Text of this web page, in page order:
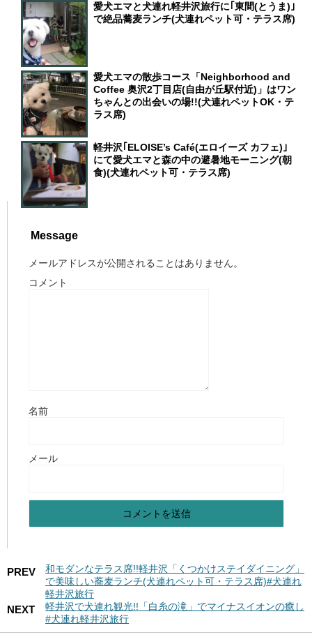
愛犬エマと犬連れ軽井沢旅行に｢東間(とうま)｣
で絶品蕎麦ランチ(犬連れペット可・テラス席)
愛犬エマの散歩コース「Neighborhood and
Coffee 奥沢2丁目店(自由が丘駅付近)」はワン
ちゃんとの出会いの場!!(犬連れペットOK・テ
ラス席)
軽井沢｢ELOISE’s Café(エロイーズ カフェ)｣
にて愛犬エマと森の中の避暑地モーニング(朝
食)(犬連れペット可・テラス席)
Message
メールアドレスが公開されることはありません。
コメント
名前
メール
PREV
和モダンなテラス席!!軽井沢「くつかけステイダイニング」
で美味しい蕎麦ランチ(犬連れペット可・テラス席)#犬連れ
軽井沢旅行
NEXT
軽井沢で犬連れ観光!!「白糸の滝」でマイナスイオンの癒し
#犬連れ軽井沢旅行